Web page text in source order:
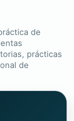
de
prácticas
de